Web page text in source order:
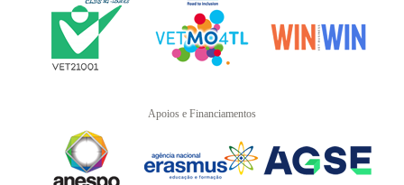
Apoios e Financiamentos